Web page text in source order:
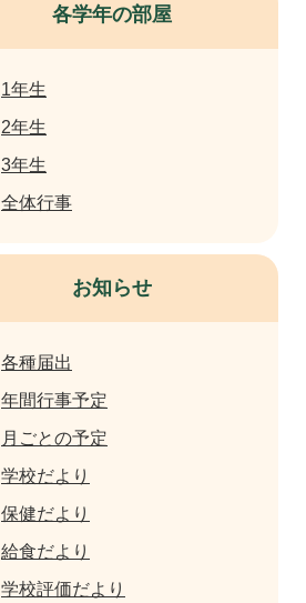
各学年の部屋
1年生
2年生
3年生
全体行事
お知らせ
各種届出
年間行事予定
月ごとの予定
学校だより
保健だより
給食だより
学校評価だより